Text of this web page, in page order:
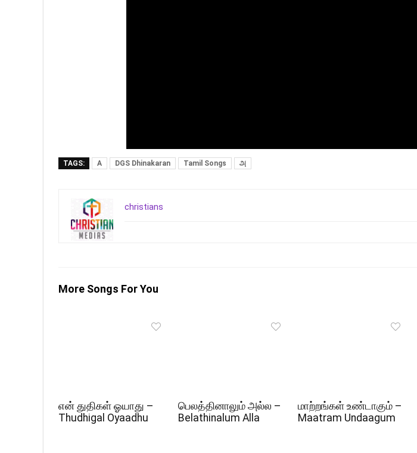
TAGS: A DGS Dhinakaran Tamil Songs அ
christians
More Songs For You
என் துதிகள் ஓயாது –
Thudhigal Oyaadhu
பெலத்தினாலும் அல்ல –
Belathinalum Alla
மாற்றங்கள் உண்டாகும் –
Maatram Undaagum